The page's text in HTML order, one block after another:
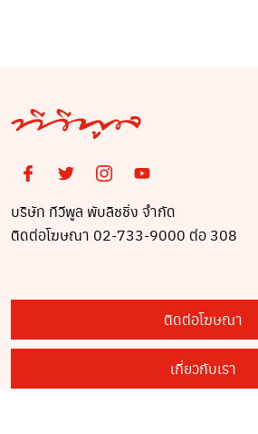
บริษัท ทีวีพูล พับลิชชิ่ง จำกัด
ติดต่อโฆษณา 02-733-9000 ต่อ 308
ติดต่อโฆษณา
เกี่ยวกับเรา